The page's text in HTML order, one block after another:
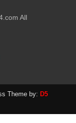
All
Theme by: D5